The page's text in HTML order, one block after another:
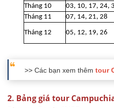
Tháng 10
03, 10, 17, 24,
Tháng 11
07, 14, 21, 28
Tháng 12 05, 12, 19, 26
>> Các bạn xem thêm tour
2. Bảng giá tour